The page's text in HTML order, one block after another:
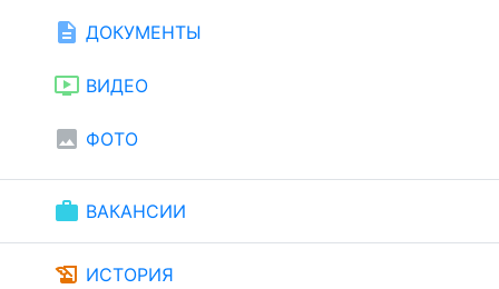
description ДОКУМЕНТЫ
ondemand_video ВИДЕО
image ФОТО
work ВАКАНСИИ
history_edu ИСТОРИЯ